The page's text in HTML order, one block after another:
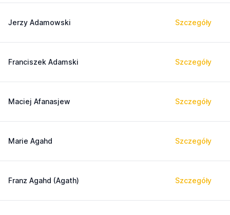
Jerzy Adamowski Szczegóły
Franciszek Adamski Szczegóły
Maciej Afanasjew Szczegóły
Marie Agahd Szczegóły
Franz Agahd (Agath) Szczegóły